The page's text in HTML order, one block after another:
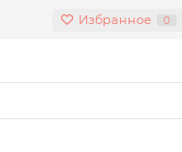
Избранное 0